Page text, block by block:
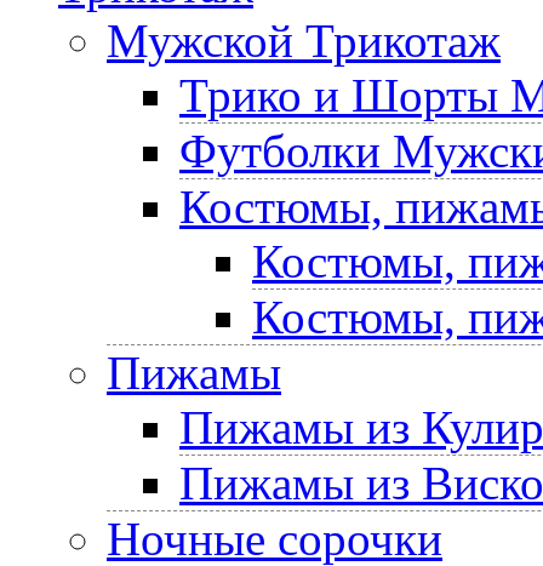
Мужской Трикотаж
Трико и Шорты
Футболки
Костюмы,
Костюмы,
Костюмы,
Пижамы
Пижамы из
Пижамы из
Ночные сорочки